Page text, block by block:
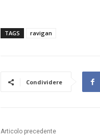
TAGS ravigan
Condividere
Articolo precedente